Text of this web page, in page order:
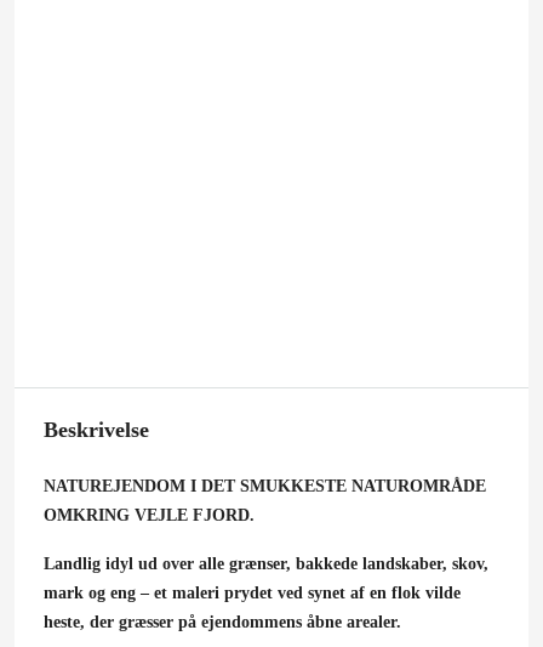
Beskrivelse
NATUREJENDOM I DET SMUKKESTE NATUROMRÅDE
OMKRING VEJLE FJORD.
Landlig idyl ud over alle grænser, bakkede landskaber, skov,
mark og eng – et maleri prydet ved synet af en flok vilde
heste, der græsser på ejendommens åbne arealer.